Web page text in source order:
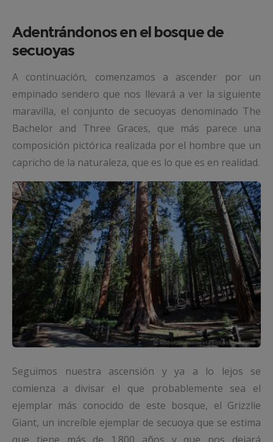
Adentrándonos en el bosque de
secuoyas
A continuación, comenzamos a ascender por un
empinado sendero que nos llevará a ver la siguiente
maravilla, el conjunto de secuoyas denominado The
Bachelor and Three Graces, que más parece una
composición pictórica realizada por el hombre que un
capricho de la naturaleza, que es lo que es en realidad.
Seguimos nuestra ascensión y ya a lo lejos se
comienza a divisar el que probablemente sea el
ejemplar más conocido de este bosque, el Grizzlie
Giant, un increíble ejemplar de secuoya que se estima